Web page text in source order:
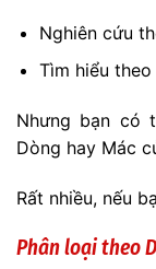
Nghiên cứu
Tìm hiểu
Nhưng bạn có
Dòng hay Mác
Rất nhiều, nếu
Phân loại theo